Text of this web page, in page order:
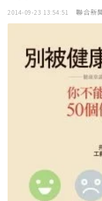
2014-09-23 13:54:51 聯合新